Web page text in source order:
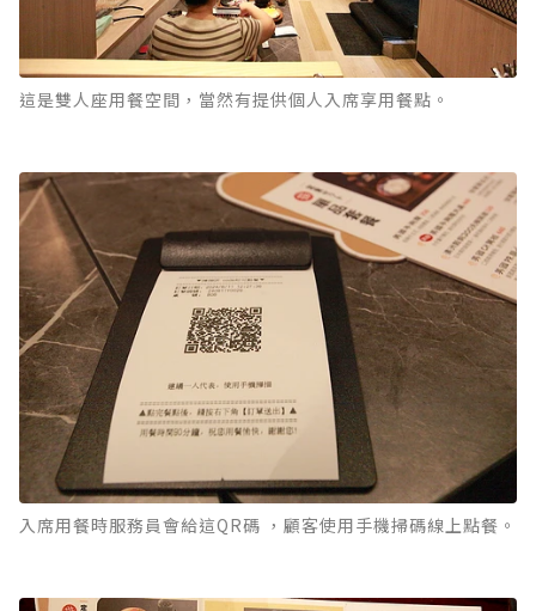
這是雙人座用餐空間，當然有提供個人入席享用餐點。
入席用餐時服務員會給這QR碼 ，顧客使用手機掃碼線上點餐。